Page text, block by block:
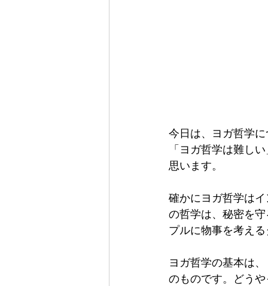
今日は、ヨガ哲学に
「ヨガ哲学は難し
思います。
確かにヨガ哲学は
の哲学は、秘密を
プルに物事を考え
ヨガ哲学の基本は
のものです。どう